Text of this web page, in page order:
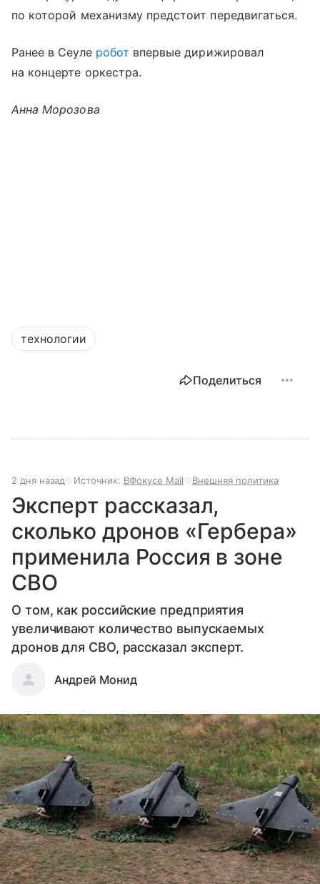
по которой механизму предстоит передвигаться.
Ранее в Сеуле робот впервые дирижировал
на концерте оркестра.
Анна Морозова
технологии
Поделиться
2 дня назад Источник: ВФокусе Mail Внешняя политика
Эксперт рассказал,
сколько дронов «Гербера»
применила Россия в зоне
СВО
О том, как российские предприятия
увеличивают количество выпускаемых
дронов для СВО, рассказал эксперт.
Андрей Монид